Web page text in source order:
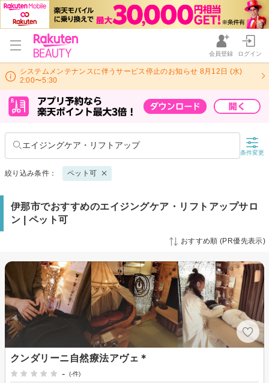
会員登録 ログイン
システムメンテナンスに伴うサービス停止のお知らせ 8月12日 (水)
2:00〜5:30
エイジングケア・リフトアップ
条件変更
絞り込み条件： ペット可
伊那市でおすすめのエイジングケア・リフトアップサロ
ン | ペット可
おすすめ順 (PR優先表示)
クンダリーニ自然療法アヴェ＊
-
(-件)